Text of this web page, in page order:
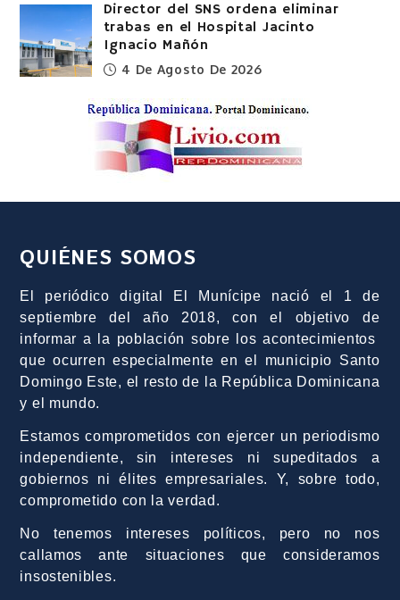
Director del SNS ordena eliminar
trabas en el Hospital Jacinto
Ignacio Mañón
4 De Agosto De 2026
QUIÉNES SOMOS
El periódico digital El Munícipe nació el 1 de
septiembre del año 2018, con el objetivo de
informar a la población sobre los acontecimientos
que ocurren especialmente en el municipio Santo
Domingo Este, el resto de la República Dominicana
y el mundo.
Estamos comprometidos con ejercer un periodismo
independiente, sin intereses ni supeditados a
gobiernos ni élites empresariales. Y, sobre todo,
comprometido con la verdad.
No tenemos intereses políticos, pero no nos
callamos ante situaciones que consideramos
insostenibles.